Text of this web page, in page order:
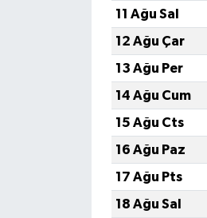
11 Ağu Sal
12 Ağu Çar
13 Ağu Per
14 Ağu Cum
15 Ağu Cts
16 Ağu Paz
17 Ağu Pts
18 Ağu Sal